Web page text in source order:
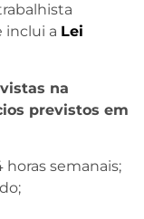
inclui a Lei
na
previstos em
semanais;